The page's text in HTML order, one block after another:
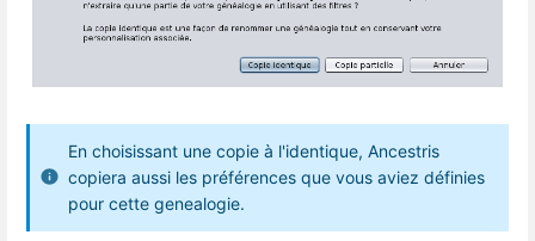
En choisissant une copie à l'identique, Ancestris
copiera aussi les préférences que vous aviez définies
pour cette genealogie.